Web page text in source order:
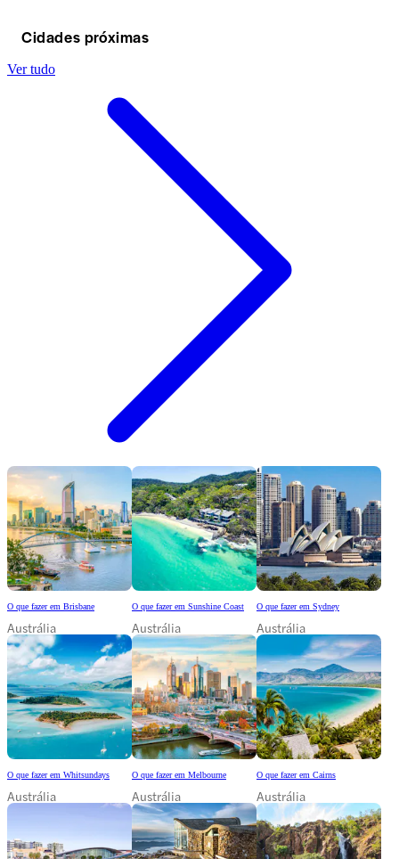
Cidades próximas
Ver tudo
O que fazer em Brisbane
Austrália
O que fazer em Sunshine Coast
Austrália
O que fazer em Sydney
Austrália
O que fazer em Whitsundays
Austrália
O que fazer em Melbourne
Austrália
O que fazer em Cairns
Austrália